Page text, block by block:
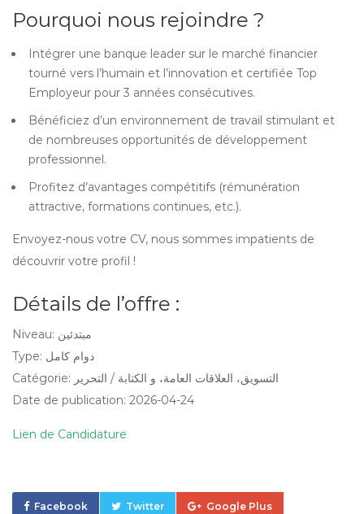
Pourquoi nous rejoindre ?
Intégrer une banque leader sur le marché financier
tourné vers l’humain et l’innovation et certifiée Top
Employeur pour 3 années consécutives.
Bénéficiez d’un environnement de travail stimulant et
de nombreuses opportunités de développement
professionnel.
Profitez d’avantages compétitifs (rémunération
attractive, formations continues, etc.).
Envoyez-nous votre CV, nous sommes impatients de
découvrir votre profil !
Détails de l’offre :
Niveau: مبتدئين
Type: دوام كامل
Catégorie: التسويق، العلاقات العامة، و الكتابة / التحرير
Date de publication: 2026-04-24
Lien de Candidature
Facebook Twitter Google Plus